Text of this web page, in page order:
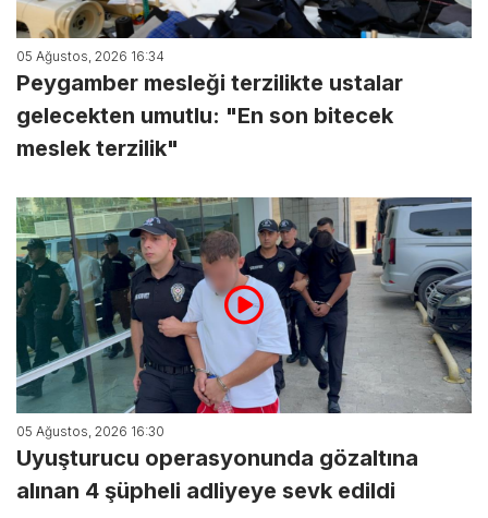
05 Ağustos, 2026 16:34
Peygamber mesleği terzilikte ustalar
gelecekten umutlu: "En son bitecek
meslek terzilik"
05 Ağustos, 2026 16:30
Uyuşturucu operasyonunda gözaltına
alınan 4 şüpheli adliyeye sevk edildi